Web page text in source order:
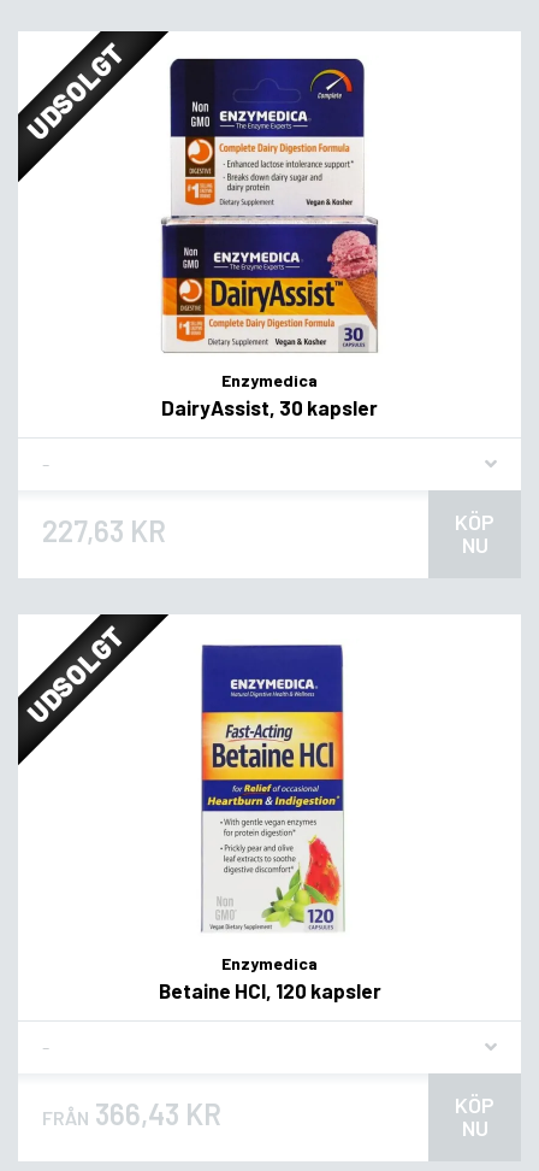
UDSOLGT
Enzymedica
DairyAssist, 30 kapsler
227,63 KR
KÖP
NU
UDSOLGT
Enzymedica
Betaine HCl, 120 kapsler
FRÅN 366,43 KR
KÖP
NU